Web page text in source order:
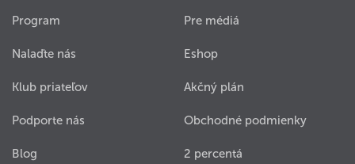
Program
Nalaďte nás
Klub priateľov
Podporte nás
Blog
Pre médiá
Eshop
Akčný plán
Obchodné podmienky
2 percentá